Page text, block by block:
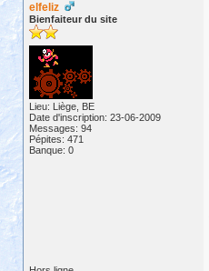
elfeliz
Bienfaiteur du site
Lieu: Liège, BE
Date d'inscription: 23-06-2009
Messages: 94
Pépites: 471
Banque: 0